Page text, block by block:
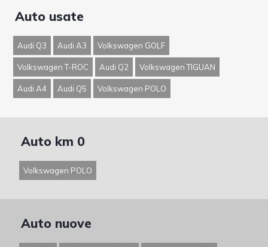
Auto usate
Audi Q3 Audi A3 Volkswagen GOLF
Volkswagen T-ROC Audi Q2 Volkswagen TIGUAN
Audi A4 Audi Q5 Volkswagen POLO
Auto km 0
Volkswagen POLO
Auto nuove